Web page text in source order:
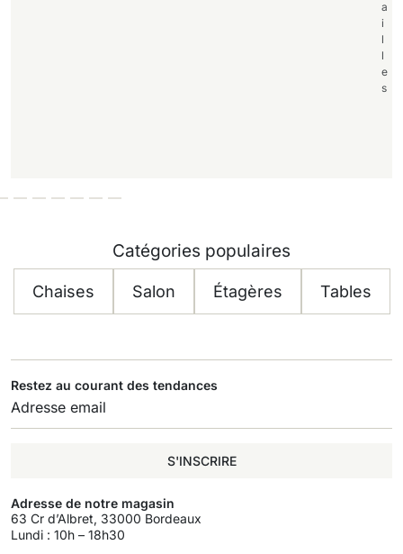
a
i
l
l
e
s
Catégories populaires
Chaises Salon Étagères Tables
Restez au courant des tendances
S'INSCRIRE
Adresse de notre magasin
63 Cr d’Albret, 33000 Bordeaux
Lundi : 10h – 18h30